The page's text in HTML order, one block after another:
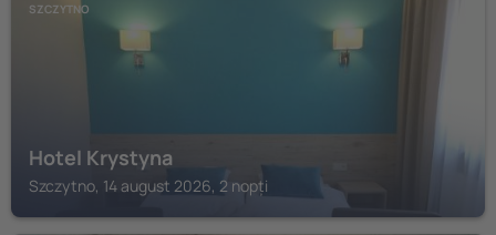
SZCZYTNO
Hotel Krystyna
Szczytno, 14 august 2026, 2 nopți